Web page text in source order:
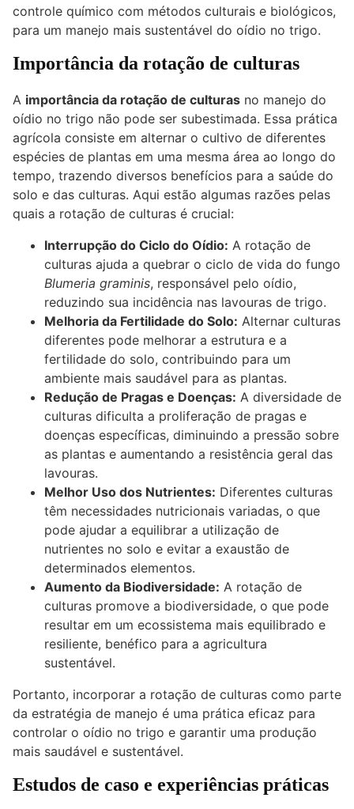
controle químico com métodos culturais e biológicos,
para um manejo mais sustentável do oídio no trigo.
Importância da rotação de culturas
A importância da rotação de culturas no manejo do
oídio no trigo não pode ser subestimada. Essa prática
agrícola consiste em alternar o cultivo de diferentes
espécies de plantas em uma mesma área ao longo do
tempo, trazendo diversos benefícios para a saúde do
solo e das culturas. Aqui estão algumas razões pelas
quais a rotação de culturas é crucial:
Interrupção do Ciclo do Oídio: A rotação de
culturas ajuda a quebrar o ciclo de vida do fungo
Blumeria graminis, responsável pelo oídio,
reduzindo sua incidência nas lavouras de trigo.
Melhoria da Fertilidade do Solo: Alternar culturas
diferentes pode melhorar a estrutura e a
fertilidade do solo, contribuindo para um
ambiente mais saudável para as plantas.
Redução de Pragas e Doenças: A diversidade de
culturas dificulta a proliferação de pragas e
doenças específicas, diminuindo a pressão sobre
as plantas e aumentando a resistência geral das
lavouras.
Melhor Uso dos Nutrientes: Diferentes culturas
têm necessidades nutricionais variadas, o que
pode ajudar a equilibrar a utilização de
nutrientes no solo e evitar a exaustão de
determinados elementos.
Aumento da Biodiversidade: A rotação de
culturas promove a biodiversidade, o que pode
resultar em um ecossistema mais equilibrado e
resiliente, benéfico para a agricultura
sustentável.
Portanto, incorporar a rotação de culturas como parte
da estratégia de manejo é uma prática eficaz para
controlar o oídio no trigo e garantir uma produção
mais saudável e sustentável.
Estudos de caso e experiências práticas